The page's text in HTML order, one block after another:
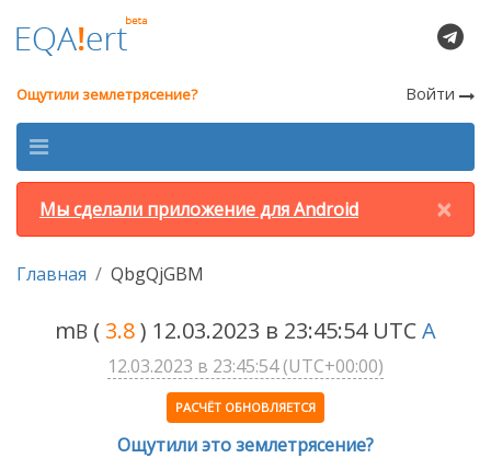
Ощутили землетрясение? Войти
×
Мы сделали приложение для Android
Главная QbgQjGBM
mB ( 3.8) 12.03.2023 в 23:45:54 UTCA
12.03.2023 в 23:45:54 (UTC+00:00)
РАСЧЁТ ОБНОВЛЯЕТСЯ
Ощутили это землетрясение?